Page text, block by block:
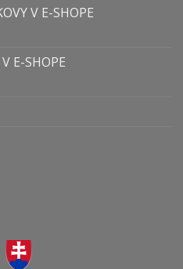
V E-SHOPE
E-SHOPE